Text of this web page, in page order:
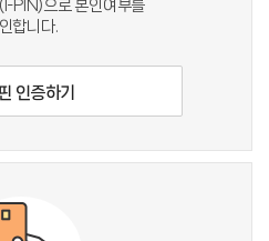
PIN)으로 본인여부를
합니다.
인증하기